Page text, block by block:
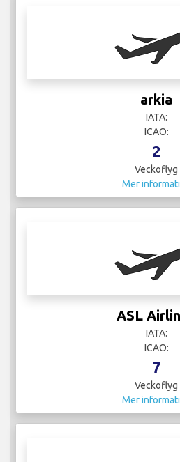
arkia
IATA:
ICAO:
2
Veckoflyg
Mer
ASL
IATA:
ICAO:
7
Veckoflyg
Mer